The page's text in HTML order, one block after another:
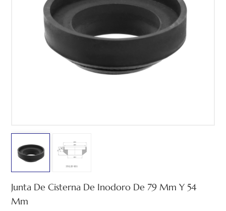
بالعربية
Junta De Cisterna De Inodoro De 79 Mm Y 54
Mm